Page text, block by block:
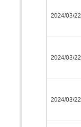
2024/03/22
2024/03/22
2024/03/22